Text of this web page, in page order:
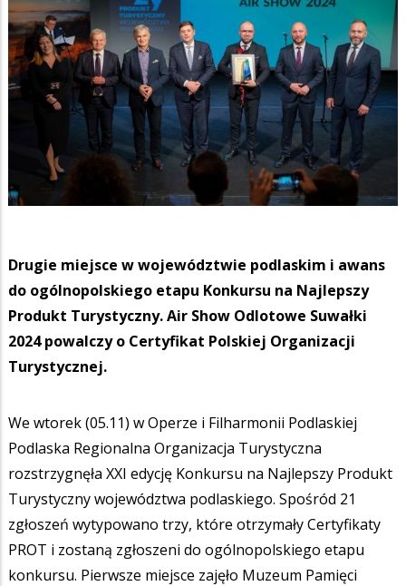
Drugie miejsce w województwie podlaskim i awans
do ogólnopolskiego etapu Konkursu na Najlepszy
Produkt Turystyczny. Air Show Odlotowe Suwałki
2024 powalczy o Certyfikat Polskiej Organizacji
Turystycznej.
We wtorek (05.11) w Operze i Filharmonii Podlaskiej
Podlaska Regionalna Organizacja Turystyczna
rozstrzygnęła XXI edycję Konkursu na Najlepszy Produkt
Turystyczny województwa podlaskiego. Spośród 21
zgłoszeń wytypowano trzy, które otrzymały Certyfikaty
PROT i zostaną zgłoszeni do ogólnopolskiego etapu
konkursu. Pierwsze miejsce zajęło Muzeum Pamięci